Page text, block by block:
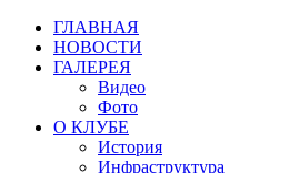
ГЛАВНАЯ
НОВОСТИ
ГАЛЕРЕЯ
Видео
Фото
О КЛУБЕ
История
Инфраструктура